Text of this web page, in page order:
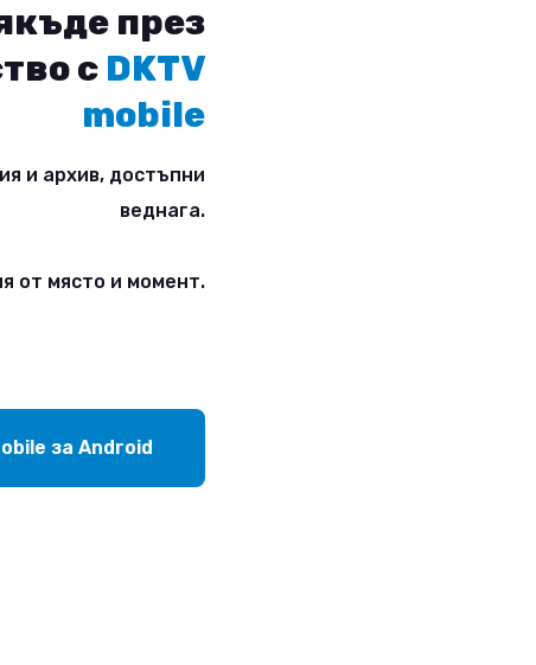
през
с DKTV
mobile
и архив, достъпни
веднага.
от място и момент.
за Android